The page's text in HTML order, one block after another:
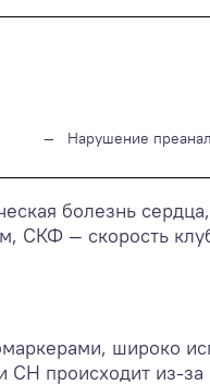
— Нарушение
болезнь
СКФ — скорость
широко
происходит из-